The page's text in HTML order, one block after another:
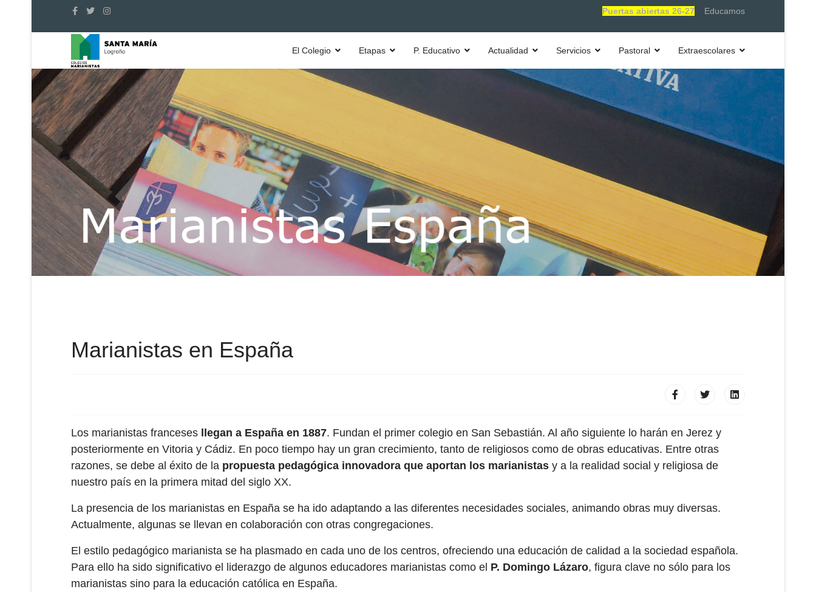
Puertas abiertas 26-27 Educamos
El Colegio Etapas P. Educativo Actualidad Servicios Pastoral Extraescolares
Marianistas en España
Los marianistas franceses llegan a España en 1887. Fundan el primer colegio en San Sebastián. Al año siguiente lo harán en Jerez y
posteriormente en Vitoria y Cádiz. En poco tiempo hay un gran crecimiento, tanto de religiosos como de obras educativas. Entre otras
razones, se debe al éxito de la propuesta pedagógica innovadora que aportan los marianistas y a la realidad social y religiosa de
nuestro país en la primera mitad del siglo XX.
La presencia de los marianistas en España se ha ido adaptando a las diferentes necesidades sociales, animando obras muy diversas.
Actualmente, algunas se llevan en colaboración con otras congregaciones.
El estilo pedagógico marianista se ha plasmado en cada uno de los centros, ofreciendo una educación de calidad a la sociedad española.
Para ello ha sido significativo el liderazgo de algunos educadores marianistas como el P. Domingo Lázaro, figura clave no sólo para los
marianistas sino para la educación católica en España.